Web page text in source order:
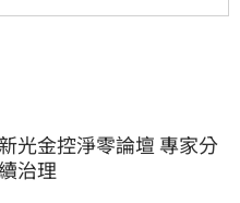
光金控淨零論壇 專家分
治理